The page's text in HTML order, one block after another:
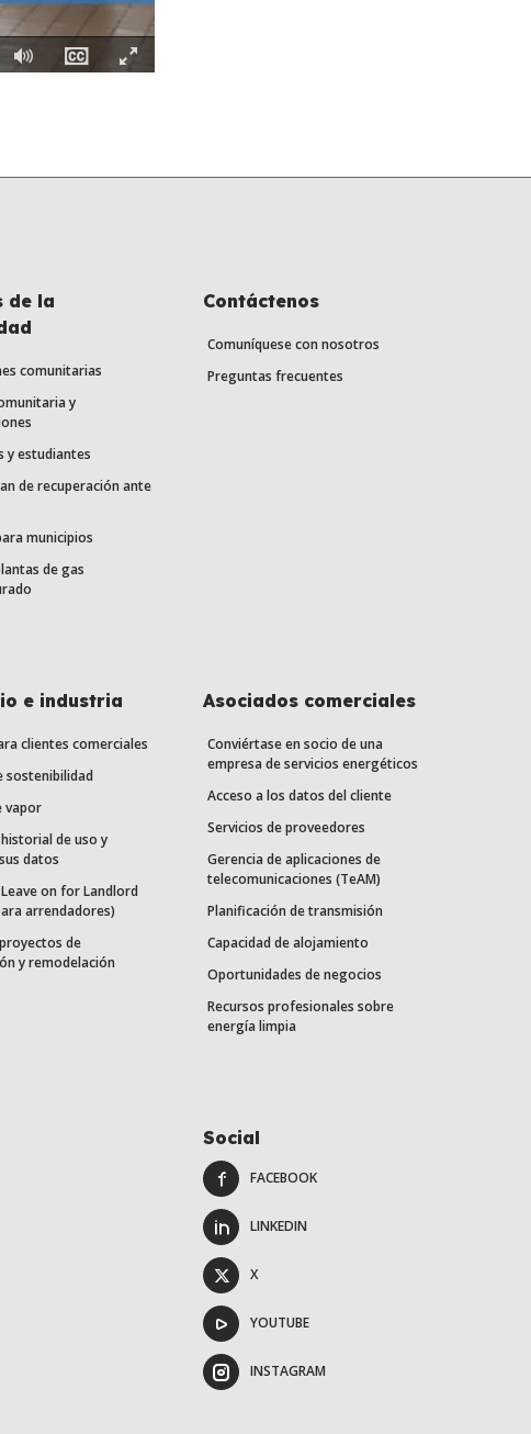
Fullscreen
de la
comunitarias
y
y estudiantes
de recuperación ante
municipios
de gas
Contáctenos
Comuníquese con nosotros
Preguntas frecuentes
e industria
clientes comerciales
sostenibilidad
vapor
de uso y
datos
on for Landlord
arrendadores)
de
y remodelación
Asociados comerciales
Conviértase en socio de una
empresa de servicios energéticos
Acceso a los datos del cliente
Servicios de proveedores
Gerencia de aplicaciones de
telecomunicaciones (TeAM)
Planificación de transmisión
Capacidad de alojamiento
Oportunidades de negocios
Recursos profesionales sobre
energía limpia
Social
FACEBOOK
LINKEDIN
X
YOUTUBE
INSTAGRAM